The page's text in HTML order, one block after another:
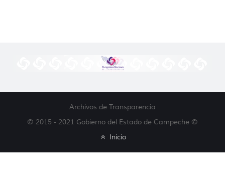
Archivos de Transparencia
© 2015 - 2021 Gobierno del Estado de Campeche ©
Inicio